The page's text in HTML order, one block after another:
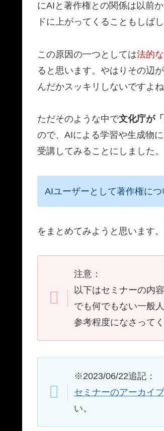
にAIと著作権との関係は以前
ドに上がってくることもしばし
この原因の一つとしては法的
ると思います。やはりその辺
んだかスッキリしないですよね
ただそのような中で文化庁が「
ので、AIによる学習や生成物
受講してみることにしました
AIユーザーとして著作権に
をまとめてみようと思います。
注意：
以下はセミナーの内
でも何でもない一般
参考程度になさってく
※2023/06/22追記：
セミナーのアーカイ
い。